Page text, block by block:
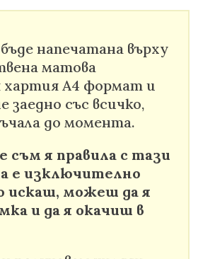
напечатана върху
матова
А4 формат и
заедно със всичко,
до момента.
съм я правила с тази
е изключително
искаш, можеш да я
и да я окачиш в